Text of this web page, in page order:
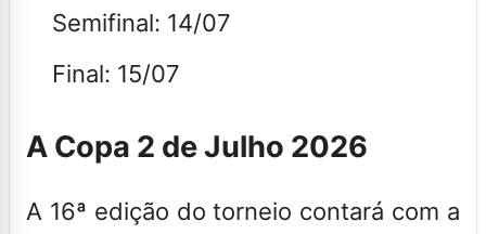
Semifinal: 14/07
Final: 15/07
A Copa 2 de Julho 2026
A 16ª edição do torneio contará com a